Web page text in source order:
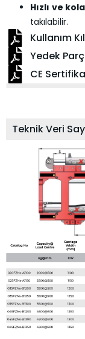
Hızlı ve
takılabilir.
Kullanım
Yedek
CE
Teknik Veri